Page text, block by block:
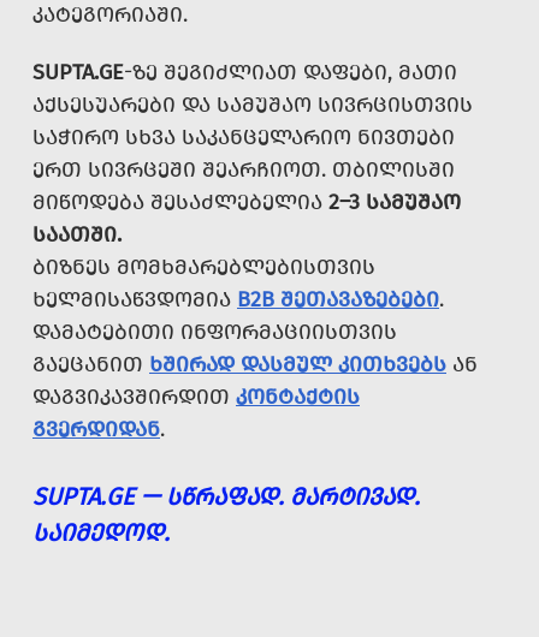
ᲙᲐᲢᲔᲒᲝᲠᲘᲐᲨᲘ.
SUPTA.GE-ᲖᲔ ᲨᲔᲒᲘᲫᲚᲘᲐᲗ ᲓᲐᲤᲔᲑᲘ, ᲛᲐᲗᲘ
ᲐᲥᲡᲔᲡᲣᲐᲠᲔᲑᲘ ᲓᲐ ᲡᲐᲛᲣᲨᲐᲝ ᲡᲘᲕᲠᲪᲘᲡᲗᲕᲘᲡ
ᲡᲐᲭᲘᲠᲝ ᲡᲮᲕᲐ ᲡᲐᲙᲐᲜᲪᲔᲚᲐᲠᲘᲝ ᲜᲘᲕᲗᲔᲑᲘ
ᲔᲠᲗ ᲡᲘᲕᲠᲪᲔᲨᲘ ᲨᲔᲐᲠᲩᲘᲝᲗ. ᲗᲑᲘᲚᲘᲡᲨᲘ
ᲛᲘᲬᲝᲓᲔᲑᲐ ᲨᲔᲡᲐᲫᲚᲔᲑᲔᲚᲘᲐ 2–3 ᲡᲐᲛᲣᲨᲐᲝ
ᲡᲐᲐᲗᲨᲘ.
ᲑᲘᲖᲜᲔᲡ ᲛᲝᲛᲮᲛᲐᲠᲔᲑᲚᲔᲑᲘᲡᲗᲕᲘᲡ
ᲮᲔᲚᲛᲘᲡᲐᲬᲕᲓᲝᲛᲘᲐ B2B ᲨᲔᲗᲐᲕᲐᲖᲔᲑᲔᲑᲘ.
ᲓᲐᲛᲐᲢᲔᲑᲘᲗᲘ ᲘᲜᲤᲝᲠᲛᲐᲪᲘᲘᲡᲗᲕᲘᲡ
ᲒᲐᲔᲪᲐᲜᲘᲗ ᲮᲨᲘᲠᲐᲓ ᲓᲐᲡᲛᲣᲚ ᲙᲘᲗᲮᲕᲔᲑᲡ ᲐᲜ
ᲓᲐᲒᲕᲘᲙᲐᲕᲨᲘᲠᲓᲘᲗ ᲙᲝᲜᲢᲐᲥᲢᲘᲡ
ᲒᲕᲔᲠᲓᲘᲓᲐᲜ.
SUPTA.GE — ᲡᲬᲠᲐᲤᲐᲓ. ᲛᲐᲠᲢᲘᲕᲐᲓ.
ᲡᲐᲘᲛᲔᲓᲝᲓ.